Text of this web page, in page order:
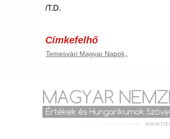
/T.D.
Címkefelhő
Temesvári Magyar Napok